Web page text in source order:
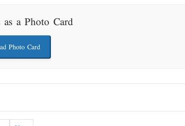
as a Photo Card
Photo Card